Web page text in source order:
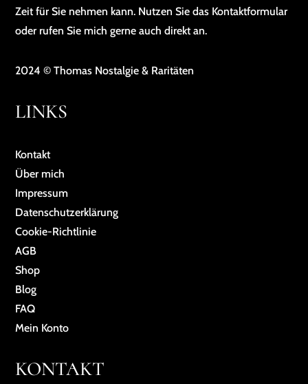
Zeit für Sie nehmen kann. Nutzen Sie das Kontaktformular
oder rufen Sie mich gerne auch direkt an.
2024 © Thomas Nostalgie & Raritäten
LINKS
Kontakt
Über mich
Impressum
Da­ten­schutz­er­klä­rung
Cookie-Richtlinie
AGB
Shop
Blog
FAQ
Mein Konto
KONTAKT